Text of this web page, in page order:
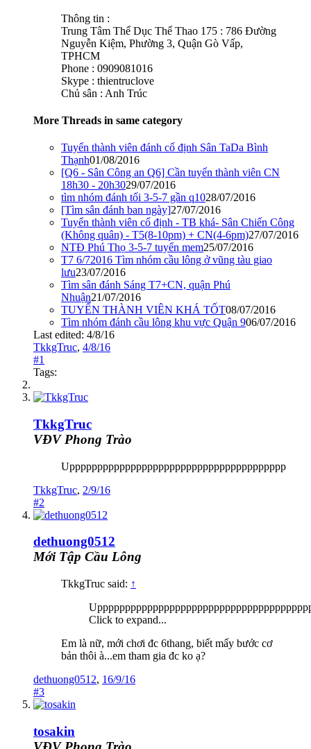
Thông tin :
Trung Tâm Thể Dục Thể Thao 175 : 786 Đường
Nguyễn Kiệm, Phường 3, Quận Gò Vấp,
TPHCM
Phone : 0909081016
Skype : thientruclove
Chủ sân : Anh Trúc
More Threads in same category
Tuyển thành viên đánh cố định Sân TaDa Bình
Thạnh01/08/2016
[Q6 - Sân Công an Q6] Cần tuyển thành viên CN
18h30 - 20h3029/07/2016
tìm nhóm đánh tối 3-5-7 gần q1028/07/2016
[Tìm sân đánh ban ngày]27/07/2016
Tuyển thành viên cố định - TB khá- Sân Chiến Công
(Không quân) - T5(8-10pm) + CN(4-6pm)27/07/2016
NTĐ Phú Thọ 3-5-7 tuyển mem25/07/2016
T7 6/72016 Tìm nhóm cầu lông ở vũng tàu giao
lưu23/07/2016
Tìm sân đánh Sáng T7+CN, quận Phú
Nhuận21/07/2016
TUYỂN THÀNH VIÊN KHÁ TỐT08/07/2016
Tìm nhóm đánh cầu lông khu vực Quận 906/07/2016
Last edited: 4/8/16
TkkgTruc, 4/8/16
#1
Tags:
TkkgTruc
VĐV Phong Trào
Uppppppppppppppppppppppppppppppppppppppp
TkkgTruc, 2/9/16
#2
dethuong0512
Mới Tập Cầu Lông
TkkgTruc said: ↑
Click to expand...
Em là nữ, mới chơi đc 6thang, biết mấy bước cơ
bản thôi à...em tham gia đc ko ạ?
dethuong0512, 16/9/16
#3
tosakin